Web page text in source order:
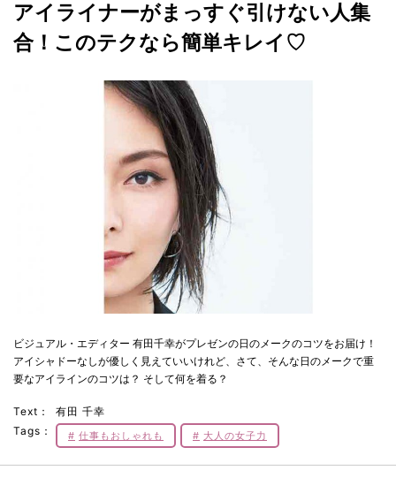
アイライナーがまっすぐ引けない人集
合！このテクなら簡単キレイ♡
ビジュアル・エディター 有田千幸がプレゼンの日のメークのコツをお届け！
アイシャドーなしが優しく見えていいけれど、さて、そんな日のメークで重
要なアイラインのコツは？ そして何を着る？
Text：
有田 千幸
Tags：
仕事もおしゃれも 大人の女子力